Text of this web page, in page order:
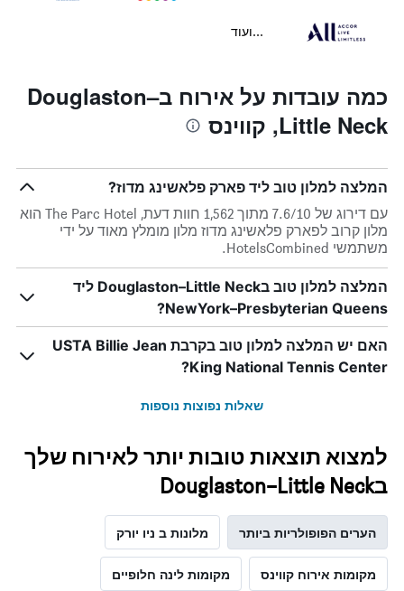
...ועוד
כמה עובדות על אירוח בDouglaston–
Little Neck, קווינס
המלצה למלון טוב ליד פארק פלאשינג מדוז?
עם דירוג של 7.6/10 מתוך 1,562 חוות דעת, The Parc Hotel הוא
מלון קרוב לפארק פלאשינג מדוז מלון מומלץ מאוד על ידי
משתמשי HotelsCombined.
המלצה למלון טוב בDouglaston–Little Neck ליד
NewYork–Presbyterian Queens?
האם יש המלצה למלון טוב בקרבת USTA Billie Jean
King National Tennis Center?
שאלות נפוצות נוספות
למצוא תוצאות טובות יותר לאירוח שלך
בDouglaston–Little Neck
הערים הפופולריות ביותר מלונות ב ניו יורק
מקומות אירוח קווינס מקומות לינה חלופיים